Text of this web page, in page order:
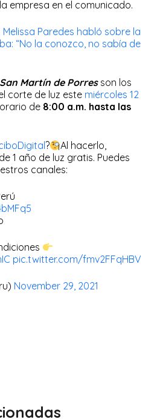
la empresa en el comunicado.
Melissa Paredes habló sobre la
“No la conozco, no sabía de
Martín de Porres son los
corte de luz este miércoles 12
de 8:00 a.m. hasta las
?
Al hacerlo,
1 año de luz gratis. Puedes
canales:
pic.twitter.com/fmv2FFqHBV
November 29, 2021